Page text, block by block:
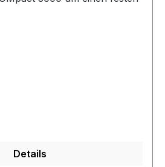
Details